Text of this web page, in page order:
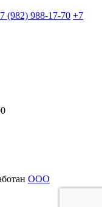
(982) 988-17-70 +7
ООО